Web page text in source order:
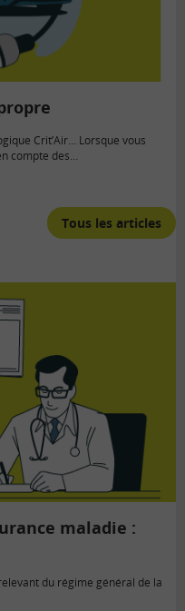
Crit’Air… Lorsque vous
compte des…
Tous les articles
maladie :
du régime général de la